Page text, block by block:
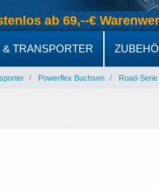
ab 69,--€
TRANSPORTER
Powerflex Buchsen Road-Serie